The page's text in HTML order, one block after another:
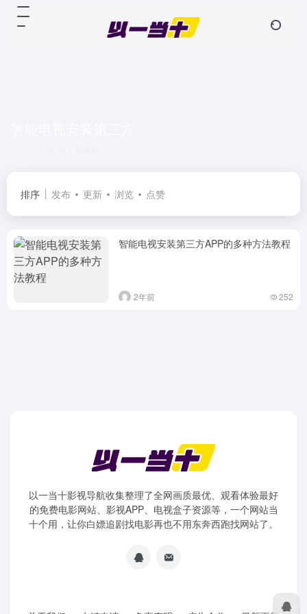
排序 发布 更新 浏览 点赞
智能电视安装第三方APP的多种方法教程
2年前 252
以一当十影视导航收集整理了全网画质最优、观看体验最好
的免费电影网站、影视APP、电视盒子资源等，一个网站当
十个用，让你白嫖追剧找电影再也不用东奔西跑找网站了。